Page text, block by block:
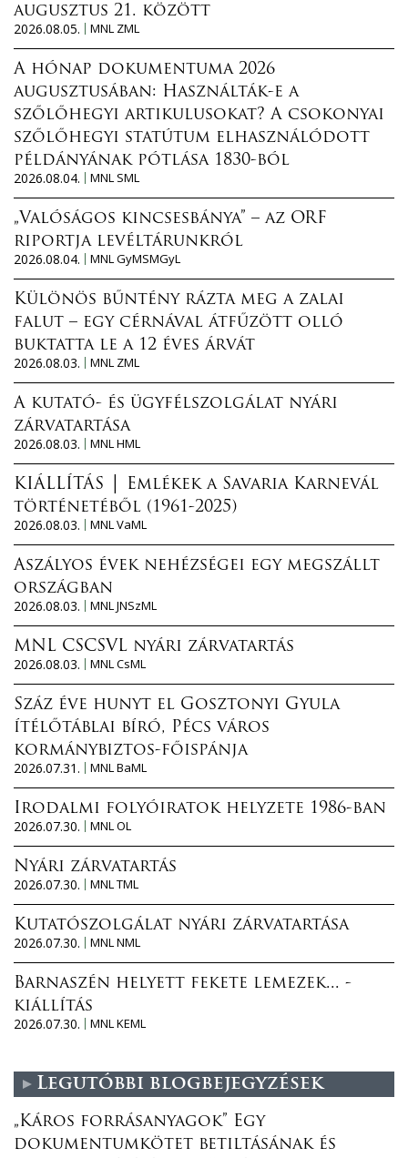
augusztus 21. között
2026.08.05.
MNL ZML
A hónap dokumentuma 2026
augusztusában: Használták-e a
szőlőhegyi artikulusokat? A csokonyai
szőlőhegyi statútum elhasználódott
példányának pótlása 1830-ból
2026.08.04.
MNL SML
„Valóságos kincsesbánya” – az ORF
riportja levéltárunkról
2026.08.04.
MNL GyMSMGyL
Különös bűntény rázta meg a zalai
falut – egy cérnával átfűzött olló
buktatta le a 12 éves árvát
2026.08.03.
MNL ZML
A kutató- és ügyfélszolgálat nyári
zárvatartása
2026.08.03.
MNL HML
KIÁLLÍTÁS │ Emlékek a Savaria Karnevál
történetéből (1961-2025)
2026.08.03.
MNL VaML
Aszályos évek nehézségei egy megszállt
országban
2026.08.03.
MNL JNSzML
MNL CSCSVL nyári zárvatartás
2026.08.03.
MNL CsML
Száz éve hunyt el Gosztonyi Gyula
ítélőtáblai bíró, Pécs város
kormánybiztos-főispánja
2026.07.31.
MNL BaML
Irodalmi folyóiratok helyzete 1986-ban
2026.07.30.
MNL OL
Nyári zárvatartás
2026.07.30.
MNL TML
Kutatószolgálat nyári zárvatartása
2026.07.30.
MNL NML
Barnaszén helyett fekete lemezek... -
kiállítás
2026.07.30.
MNL KEML
Legutóbbi blogbejegyzések
„Káros forrásanyagok” Egy
dokumentumkötet betiltásának és